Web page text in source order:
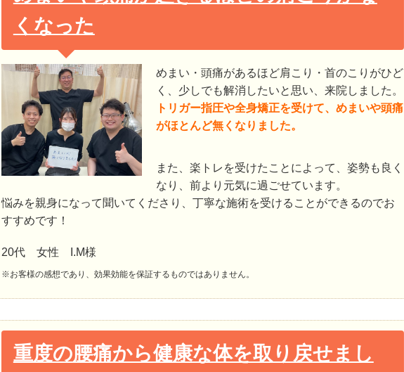
くなった
めまい・頭痛があるほど肩こり・首のこりがひど
く、少しでも解消したいと思い、来院しました。
トリガー指圧や全身矯正を受けて、めまいや頭痛
がほとんど無くなりました。
また、楽トレを受けたことによって、姿勢も良く
なり、前より元気に過ごせています。
悩みを親身になって聞いてくださり、丁寧な施術を受けることができるのでお
すすめです！
20代 女性 I.M様
※お客様の感想であり、効果効能を保証するものではありません。
重度の腰痛から健康な体を取り戻せまし